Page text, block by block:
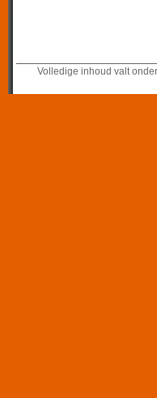
Volledige inhoud valt